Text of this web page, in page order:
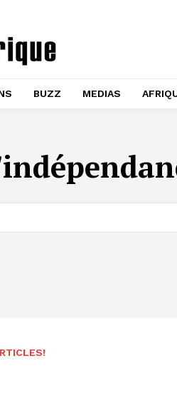
BUZZ MEDIAS